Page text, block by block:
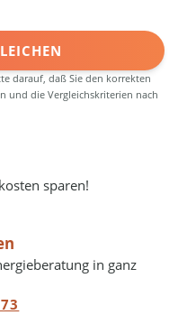
darauf, daß Sie den korrekten
und die Vergleichskriterien nach
sparen!
in ganz